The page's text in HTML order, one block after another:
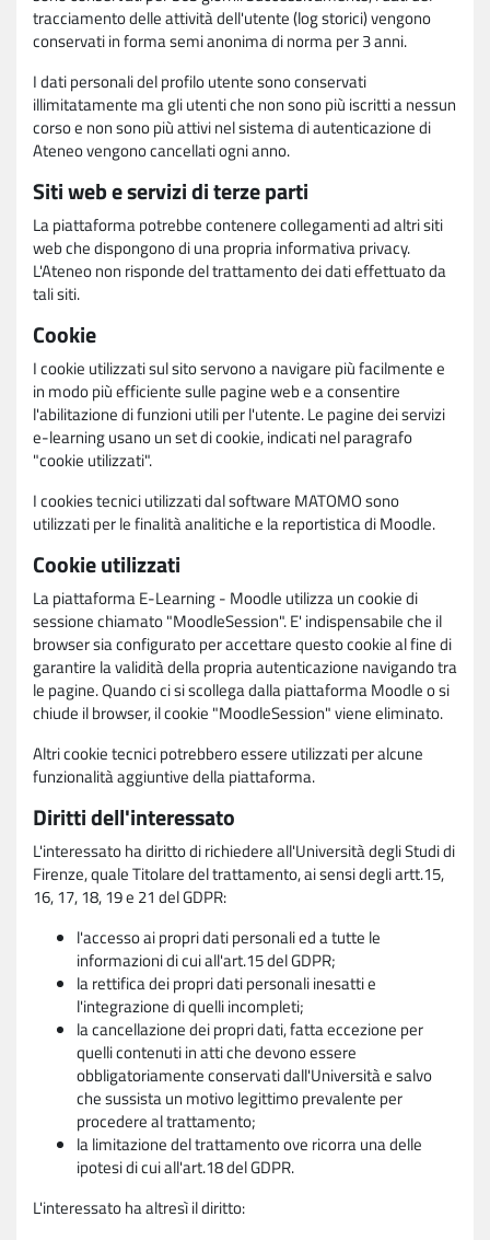
tracciamento delle attività dell'utente (log storici) vengono
conservati in forma semi anonima di norma per 3 anni.
I dati personali del profilo utente sono conservati
illimitatamente ma gli utenti che non sono più iscritti a nessun
corso e non sono più attivi nel sistema di autenticazione di
Ateneo vengono cancellati ogni anno.
Siti web e servizi di terze parti
La piattaforma potrebbe contenere collegamenti ad altri siti
web che dispongono di una propria informativa privacy.
L'Ateneo non risponde del trattamento dei dati effettuato da
tali siti.
Cookie
I cookie utilizzati sul sito servono a navigare più facilmente e
in modo più efficiente sulle pagine web e a consentire
l'abilitazione di funzioni utili per l'utente. Le pagine dei servizi
e-learning usano un set di cookie, indicati nel paragrafo
"cookie utilizzati".
I cookies tecnici utilizzati dal software MATOMO sono
utilizzati per le finalità analitiche e la reportistica di Moodle.
Cookie utilizzati
La piattaforma E-Learning - Moodle utilizza un cookie di
sessione chiamato "MoodleSession". E' indispensabile che il
browser sia configurato per accettare questo cookie al fine di
garantire la validità della propria autenticazione navigando tra
le pagine. Quando ci si scollega dalla piattaforma Moodle o si
chiude il browser, il cookie "MoodleSession" viene eliminato.
Altri cookie tecnici potrebbero essere utilizzati per alcune
funzionalità aggiuntive della piattaforma.
Diritti dell'interessato
L'interessato ha diritto di richiedere all'Università degli Studi di
Firenze, quale Titolare del trattamento, ai sensi degli artt.15,
16, 17, 18, 19 e 21 del GDPR:
l'accesso ai propri dati personali ed a tutte le
informazioni di cui all'art.15 del GDPR;
la rettifica dei propri dati personali inesatti e
l'integrazione di quelli incompleti;
la cancellazione dei propri dati, fatta eccezione per
quelli contenuti in atti che devono essere
obbligatoriamente conservati dall'Università e salvo
che sussista un motivo legittimo prevalente per
procedere al trattamento;
la limitazione del trattamento ove ricorra una delle
ipotesi di cui all'art.18 del GDPR.
L'interessato ha altresì il diritto: